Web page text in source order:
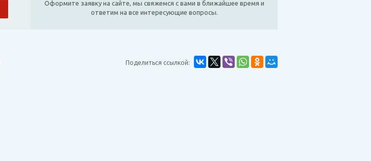
Оформите заявку на сайте, мы свяжемся с вами в ближайшее время и
ответим на все интересующие вопросы.
Поделиться ссылкой: